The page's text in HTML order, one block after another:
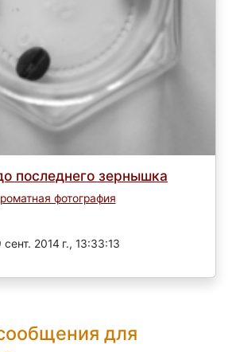
последнего зернышка
фотография
сент. 2014 г., 13:33:13
для